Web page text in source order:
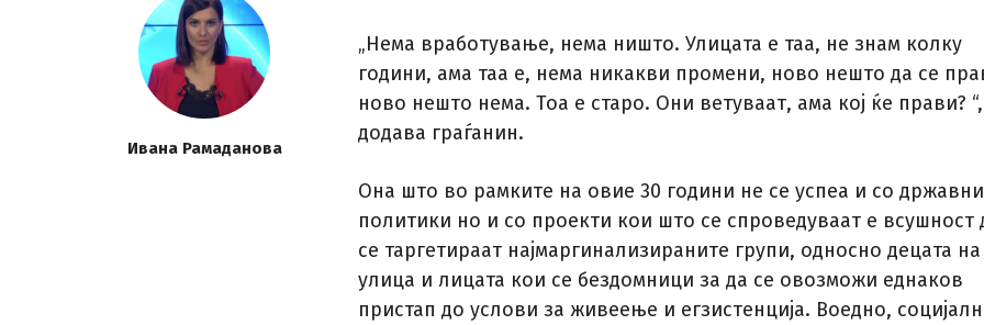
Ивана Рамаданова
„Нема вработување, нема ништо. Улицата е таа, не знам колку
години, ама таа е, нема никакви промени, ново нешто да се
ново нешто нема. Тоа е старо. Они ветуваат, ама кој ќе прави? “,
додава граѓанин.
Она што во рамките на овие 30 години не се успеа и со државни
политики но и со проекти кои што се спроведуваат е всушност
се таргетираат најмаргинализираните групи, односно децата на
улица и лицата кои се бездомници за да се овозможи еднаков
пристап до услови за живеење и егзистенција. Воедно,